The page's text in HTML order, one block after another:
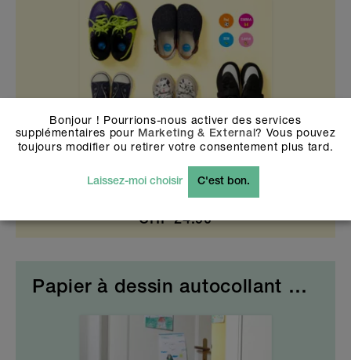
CHF24.90
Papier à dessin autocollant Creative Kids
Bonjour ! Pourrions-nous activer des services
supplémentaires pour Marketing & External? Vous pouvez
toujours modifier ou retirer votre consentement plus tard.
Laissez-moi choisir C'est bon.